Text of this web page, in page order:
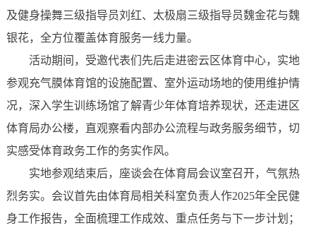
及健身操舞三级指导员刘红、太极扇三级指导员魏金花与魏
银花，全方位覆盖体育服务一线力量。
活动期间，受邀代表们先后走进密云区体育中心，实地
参观充气膜体育馆的设施配置、室外运动场地的使用维护情
况，深入学生训练场馆了解青少年体育培养现状，还走进区
体育局办公楼，直观察看内部办公流程与政务服务细节，切
实感受体育政务工作的务实作风。
实地参观结束后，座谈会在体育局会议室召开，气氛热
烈务实。会议首先由体育局相关科室负责人作2025年全民健
身工作报告，全面梳理工作成效、重点任务与下一步计划；